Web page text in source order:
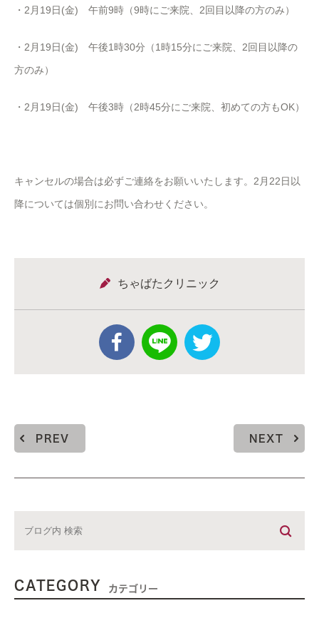
・2月19日(金) 午前9時（9時にご来院、2回目以降の方のみ）
・2月19日(金) 午後1時30分（1時15分にご来院、2回目以降の
方のみ）
・2月19日(金) 午後3時（2時45分にご来院、初めての方もOK）
キャンセルの場合は必ずご連絡をお願いいたします。2月22日以
降については個別にお問い合わせください。
ちゃばたクリニック
PREV NEXT
CATEGORY カテゴリー